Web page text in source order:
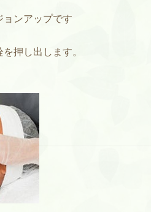
ョンアップです
押し出します。